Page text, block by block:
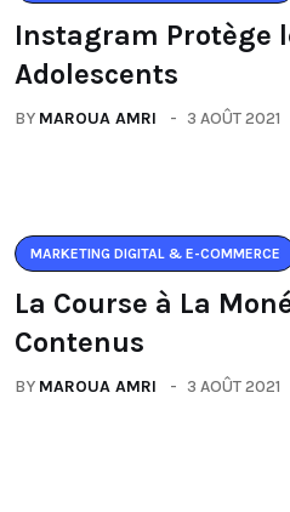
Instagram Protège
Adolescents
BY MAROUA AMRI 3 AOÛT 2021
MARKETING DIGITAL & E-COMMERCE
La Course à La
Contenus
BY MAROUA AMRI 3 AOÛT 2021